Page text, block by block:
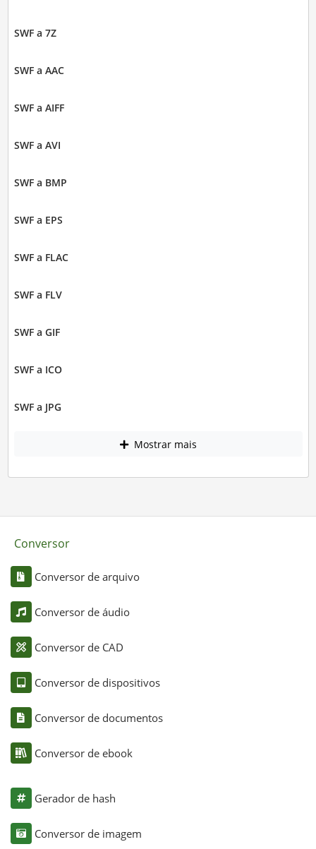
SWF a 7Z
SWF a AAC
SWF a AIFF
SWF a AVI
SWF a BMP
SWF a EPS
SWF a FLAC
SWF a FLV
SWF a GIF
SWF a ICO
SWF a JPG
Mostrar mais
Conversor
Conversor de arquivo
Conversor de áudio
Conversor de CAD
Conversor de dispositivos
Conversor de documentos
Conversor de ebook
Gerador de hash
Conversor de imagem